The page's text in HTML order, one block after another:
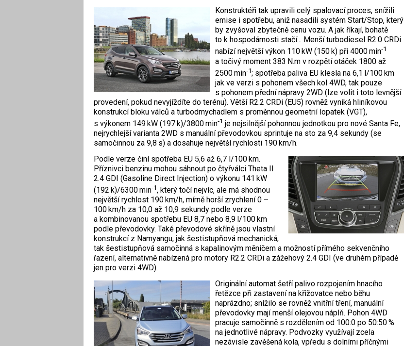
Konstruktéři tak upravili celý spalovací proces, snížili
emise i spotřebu, aniž nasadili systém Start/Stop, který
by zvyšoval zbytečně cenu vozu. A jak říkají, bohatě
to k hospodárnosti stačí... Menší turbodiesel R2.0 CRDi
nabízí největší výkon 110 kW (150 k) při 4000 min‑1
a točivý moment 383 N.m v rozpětí otáček 1800 až
2500 min‑1; spotřeba paliva EU klesla na 6,1 l/100 km
jak ve verzi s pohonem všech kol 4WD, tak pouze
s pohonem přední nápravy 2WD (lze volit i toto levnější
provedení, pokud nevyjíždíte do terénu). Větší R2.2 CRDi (EU5) rovněž vyniká hliníkovou
konstrukcí bloku válců a turbodmychadlem s proměnnou geometrií lopatek (VGT),
s výkonem 149 kW (197 k)/3800 min‑1 je nejsilnější pohonnou jednotkou pro nové Santa Fe,
nejrychlejší varianta 2WD s manuální převodovkou sprintuje na sto za 9,4 sekundy (se
samočinnou za 9,8 s) a dosahuje nej­větší rychlosti 190 km/h.
Podle verze činí spotřeba EU 5,6 až 6,7 l/100 km.
Příznivci benzinu mohou sáhnout po čtyřválci Theta II
2.4 GDI (Gasoline Direct Injection) o výkonu 141 kW
(192 k)/6300 min‑1, který točí nejvíc, ale má shodnou
největší rychlost 190 km/h, mírně horší zrychlení 0 –
100 km/h za 10,0 až 10,9 sekundy podle verze
a kombinovanou spotřebu EU 8,7 nebo 8,9 l/100 km
podle převodovky. Také převodové skříně jsou vlastní
konstrukcí z Namyangu, jak šestistupňová mechanická,
tak šestistupňová ­samočinná s kapalinovým měničem a možností přímého sekvenčního
řazení, alter­nativně nabízená pro motory R2.2 CRDi a zážehový 2.4 GDI (ve druhém případě
jen pro verzi 4WD).
Originální automat šetří palivo rozpojením hnacího
řetězce při zasta­vení na křižovatce nebo běhu
naprázdno; snížilo se rovněž vnitřní tření, manuální
převodovky mají menší olejovou náplň. Pohon 4WD
pracuje samočinně s rozdělením od 100:0 po 50:50 %
na jednotlivé nápravy. Podvozky využívají zcela
nezávisle zavě­šená kola, vpředu s dolními příčnými